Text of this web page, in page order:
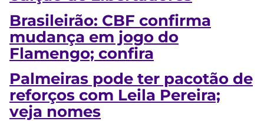
Brasileirão: CBF confirma
mudança em jogo do
Flamengo; confira
Palmeiras pode ter pacotão de
reforços com Leila Pereira;
veja nomes